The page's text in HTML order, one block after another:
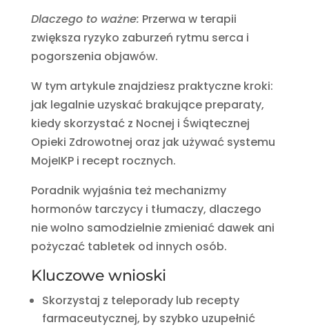
Dlaczego to ważne: Przerwa w terapii
zwiększa ryzyko zaburzeń rytmu serca i
pogorszenia objawów.
W tym artykule znajdziesz praktyczne kroki:
jak legalnie uzyskać brakujące preparaty,
kiedy skorzystać z Nocnej i Świątecznej
Opieki Zdrowotnej oraz jak używać systemu
MojeIKP i recept rocznych.
Poradnik wyjaśnia też mechanizmy
hormonów tarczycy i tłumaczy, dlaczego
nie wolno samodzielnie zmieniać dawek ani
pożyczać tabletek od innych osób.
Kluczowe wnioski
Skorzystaj z teleporady lub recepty
farmaceutycznej, by szybko uzupełnić